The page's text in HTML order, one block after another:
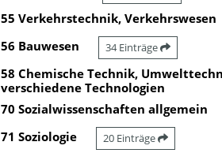
55 Verkehrstechnik, Verkehrswesen
56 Bauwesen 34 Einträge
58 Chemische Technik,
verschiedene Technologien
70 Sozialwissenschaften allgemein
71 Soziologie 20 Einträge